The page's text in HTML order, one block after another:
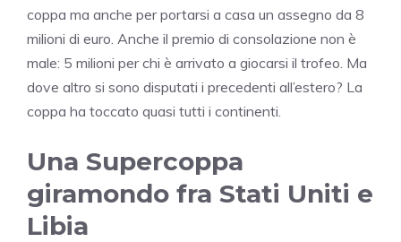
coppa ma anche per portarsi a casa un assegno da 8
milioni di euro. Anche il premio di consolazione non è
male: 5 milioni per chi è arrivato a giocarsi il trofeo. Ma
dove altro si sono disputati i precedenti all’estero? La
coppa ha toccato quasi tutti i continenti.
Una Supercoppa
giramondo fra Stati Uniti e
Libia